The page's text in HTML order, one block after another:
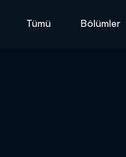
Tümü Bölümler